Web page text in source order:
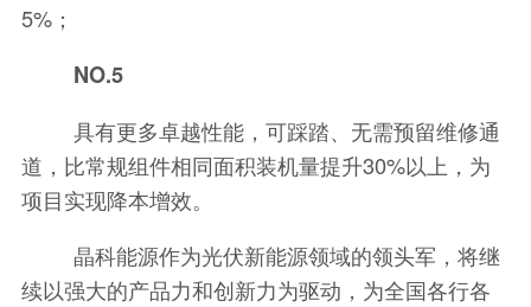
5%；
NO.5
具有更多卓越性能，可踩踏、无需预留维修通
道，比常规组件相同面积装机量提升30%以上，为
项目实现降本增效。
晶科能源作为光伏新能源领域的领头军，将继
续以强大的产品力和创新力为驱动，为全国各行各